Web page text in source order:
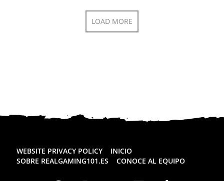
LOAD MORE
WEBSITE PRIVACY POLICY
INICIO
SOBRE REALGAMING101.ES
CONOCE AL EQUIPO